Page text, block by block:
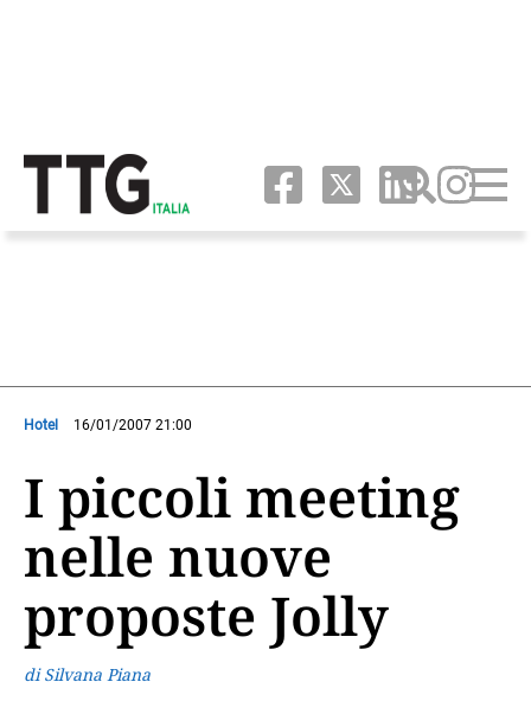
Hotel 16/01/2007 21:00
I piccoli meeting
nelle nuove
proposte Jolly
di Silvana Piana